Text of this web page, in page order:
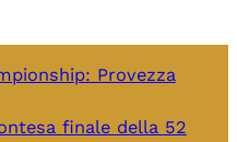
Provezza
finale della 52